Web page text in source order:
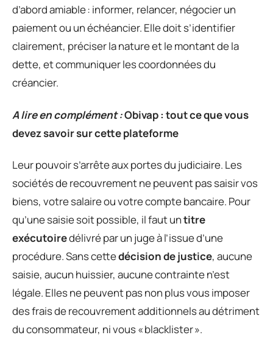
d’abord amiable : informer, relancer, négocier un
paiement ou un échéancier. Elle doit s’identifier
clairement, préciser la nature et le montant de la
dette, et communiquer les coordonnées du
créancier.
A lire en complément :Obivap : tout ce que vous
devez savoir sur cette plateforme
Leur pouvoir s’arrête aux portes du judiciaire. Les
sociétés de recouvrement ne peuvent pas saisir vos
biens, votre salaire ou votre compte bancaire. Pour
qu’une saisie soit possible, il faut untitre
exécutoiredélivré par un juge à l’issue d’une
procédure. Sans cettedécision de justice, aucune
saisie, aucun huissier, aucune contrainte n’est
légale. Elles ne peuvent pas non plus vous imposer
des frais de recouvrement additionnels au détriment
du consommateur, ni vous « blacklister ».